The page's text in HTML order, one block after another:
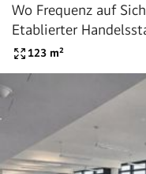
Wo Frequenz auf
Etablierter
123 m²